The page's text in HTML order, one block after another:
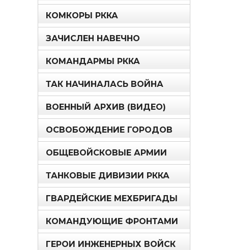
КОМКОРЫ РККА
ЗАЧИСЛЕН НАВЕЧНО
КОМАНДАРМЫ РККА
ТАК НАЧИНАЛАСЬ ВОЙНА
ВОЕННЫЙ АРХИВ (ВИДЕО)
ОСВОБОЖДЕНИЕ ГОРОДОВ
ОБЩЕВОЙСКОВЫЕ АРМИИ
ТАНКОВЫЕ ДИВИЗИИ РККА
ГВАРДЕЙСКИЕ МЕХБРИГАДЫ
КОМАНДУЮЩИЕ ФРОНТАМИ
ГЕРОИ ИНЖЕНЕРНЫХ ВОЙСК